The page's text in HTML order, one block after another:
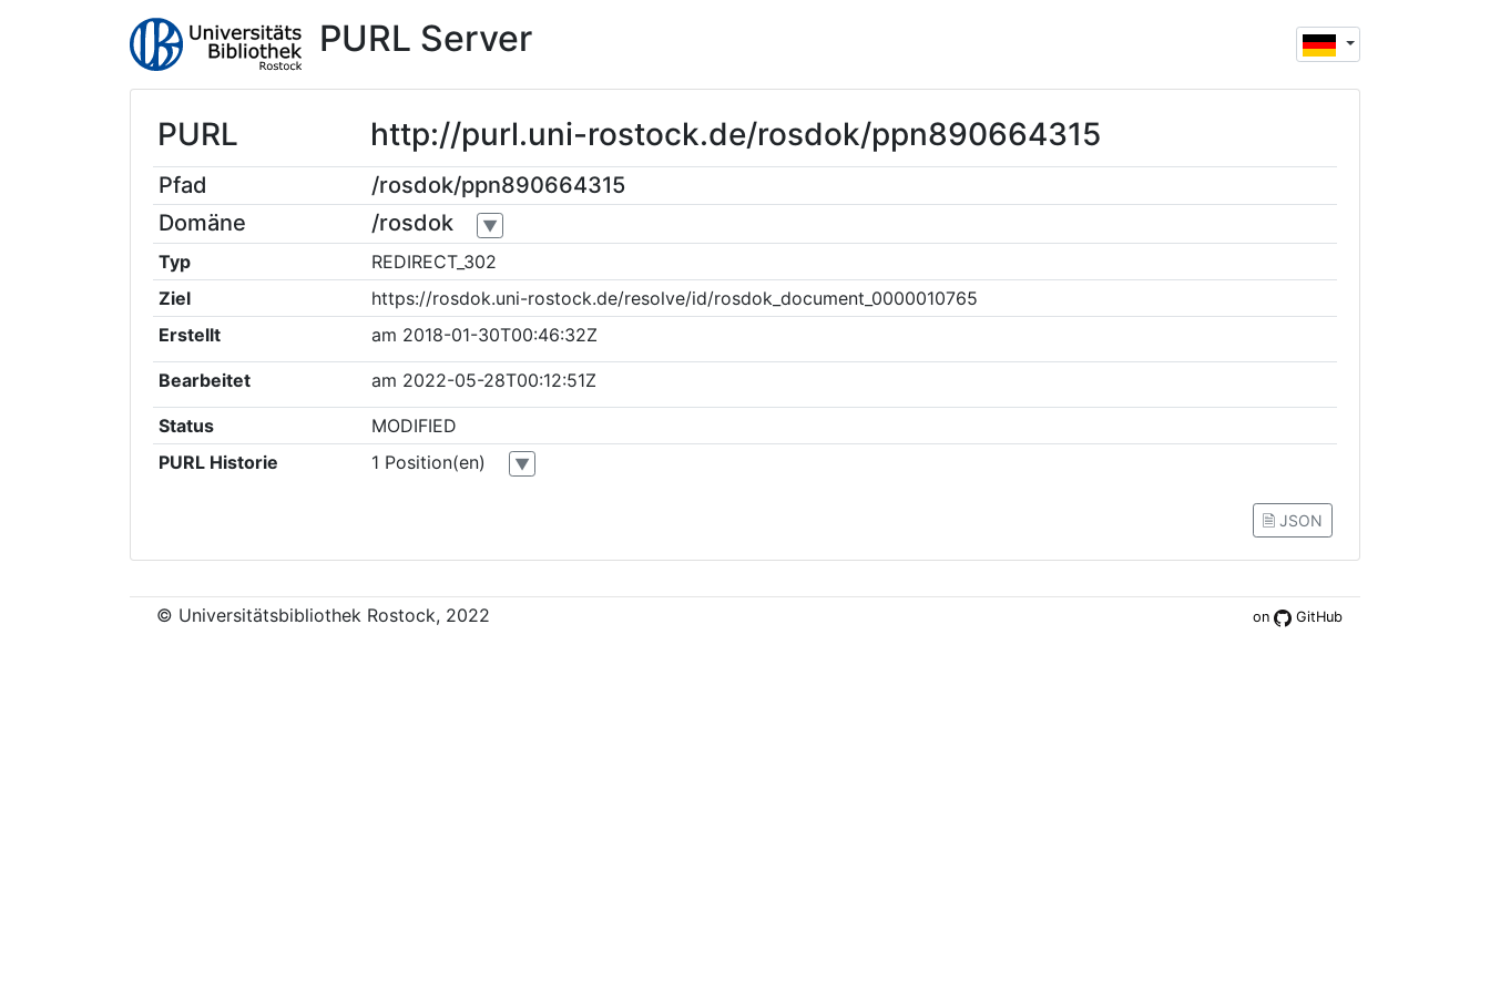
PURL Server
PURL http://purl.uni-rostock.de/rosdok/ppn890664315
Pfad
/rosdok/ppn890664315
Domäne
/rosdok ▼
Typ
REDIRECT_302
Ziel
https://rosdok.uni-rostock.de/resolve/id/rosdok_document_0000010765
Erstellt
am 2018-01-30T00:46:32Z
Bearbeitet am 2022-05-28T00:12:51Z
Status
MODIFIED
PURL Historie
1 Position(en) ▼
🗎 JSON
on GitHub
© Universitätsbibliothek Rostock, 2022